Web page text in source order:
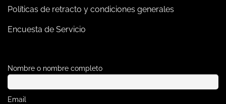
Políticas de retracto y condiciones generales
Encuesta de Servicio
Nombre o nombre completo
Email